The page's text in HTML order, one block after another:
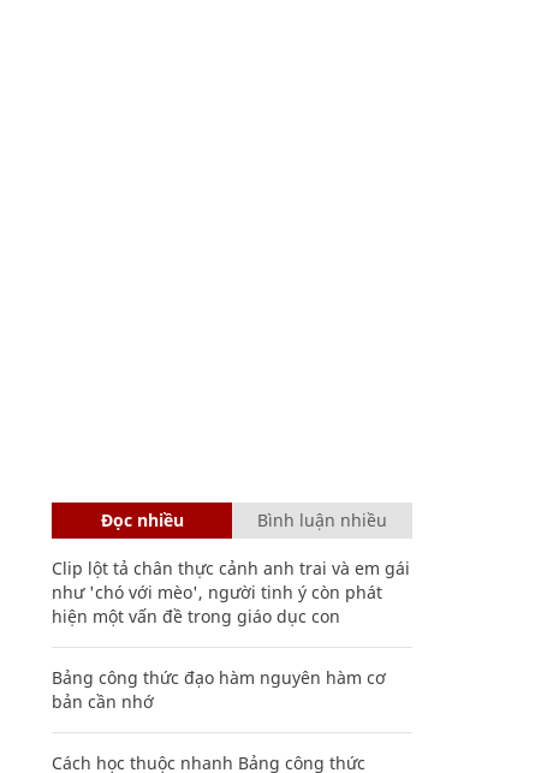
Đọc nhiều Bình luận nhiều
Clip lột tả chân thực cảnh anh trai và em gái
như 'chó với mèo', người tinh ý còn phát
hiện một vấn đề trong giáo dục con
Bảng công thức đạo hàm nguyên hàm cơ
bản cần nhớ
Cách học thuộc nhanh Bảng công thức